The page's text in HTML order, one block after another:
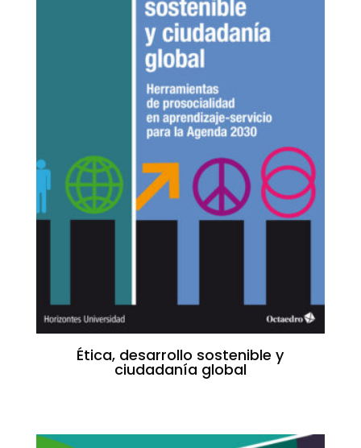
Ética, desarrollo sostenible y
ciudadanía global